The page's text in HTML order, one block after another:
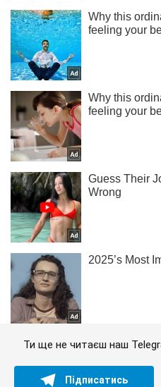
Ти ще не читаєш наш
Підписатись